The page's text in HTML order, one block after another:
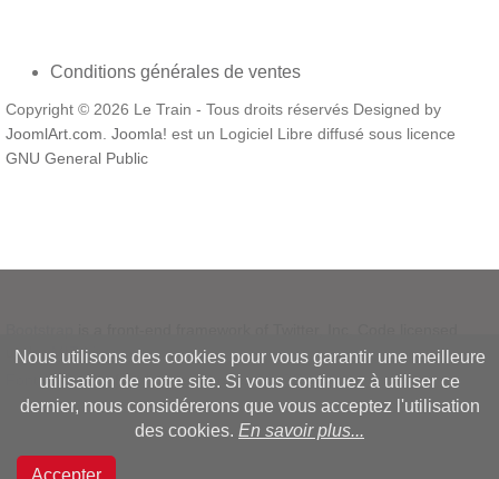
Conditions générales de ventes
Copyright © 2026 Le Train - Tous droits réservés Designed by
JoomlArt.com. Joomla! est un Logiciel Libre diffusé sous licence
GNU General Public
underMIT License.
Font Awesomefont licensed underSIL OFL 1.1.
Nous utilisons des cookies pour vous garantir une meilleure
utilisation de notre site. Si vous continuez à utiliser ce
dernier, nous considérerons que vous acceptez l'utilisation
des cookies. En savoir plus...
Accepter